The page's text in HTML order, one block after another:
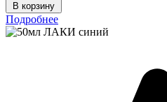
В корзину
Подробнее